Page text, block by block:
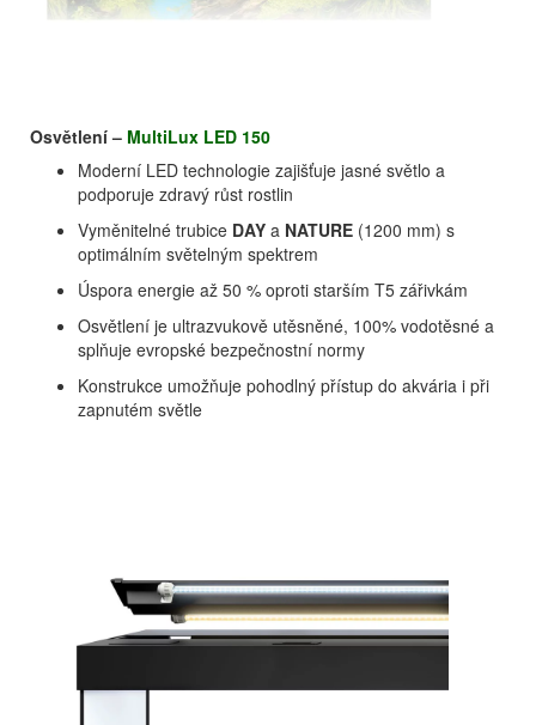
Osvětlení – MultiLux LED 150
Moderní LED technologie zajišťuje jasné světlo a
podporuje zdravý růst rostlin
Vyměnitelné trubice DAY a NATURE (1200 mm) s
optimálním světelným spektrem
Úspora energie až 50 % oproti starším T5 zářivkám
Osvětlení je ultrazvukově utěsněné, 100% vodotěsné a
splňuje evropské bezpečnostní normy
Konstrukce umožňuje pohodlný přístup do akvária i při
zapnutém světle